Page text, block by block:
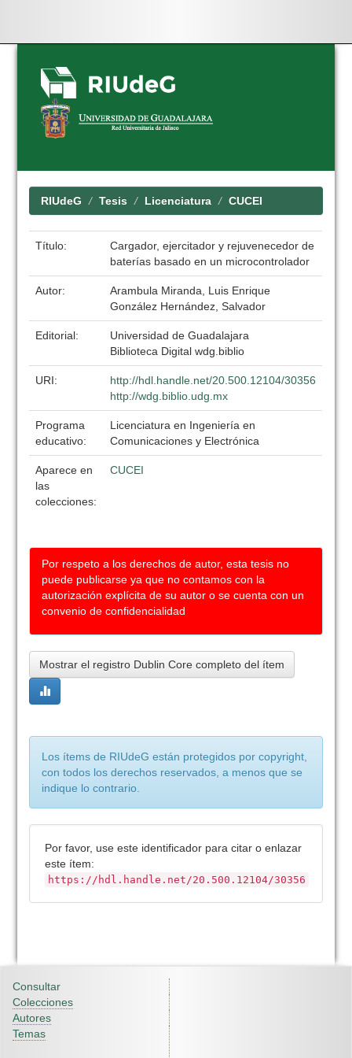
Skip
navigation
RIUdeG Tesis Licenciatura CUCEI
Título:
Cargador, ejercitador y rejuvenecedor de
baterías basado en un microcontrolador
Autor:
Arambula Miranda, Luis Enrique
González Hernández, Salvador
Editorial:
Universidad de Guadalajara
Biblioteca Digital wdg.biblio
URI:
http://hdl.handle.net/20.500.12104/30356
http://wdg.biblio.udg.mx
Programa
educativo:
Licenciatura en Ingeniería en
Comunicaciones y Electrónica
Aparece en
las
colecciones:
CUCEI
Por respeto a los derechos de autor, esta tesis no
puede publicarse ya que no contamos con la
autorización explícita de su autor o se cuenta con un
convenio de confidencialidad
Mostrar el registro Dublin Core completo del ítem
Los ítems de RIUdeG están protegidos por copyright,
con todos los derechos reservados, a menos que se
indique lo contrario.
Por favor, use este identificador para citar o enlazar
este ítem:
https://hdl.handle.net/20.500.12104/30356
Consultar
Colecciones
Autores
Temas